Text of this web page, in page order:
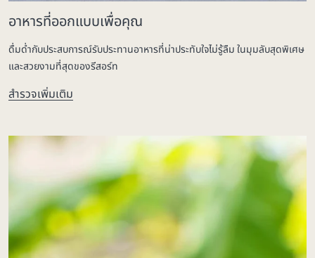
อาหารที่ออกแบบเพื่อคุณ
ดื่มด่ำกับประสบการณ์รับประทานอาหารที่น่าประทับใจไม่รู้ลืม ในมุมลับสุดพิเศษ
และสวยงามที่สุดของรีสอร์ท
สำรวจเพิ่มเติม